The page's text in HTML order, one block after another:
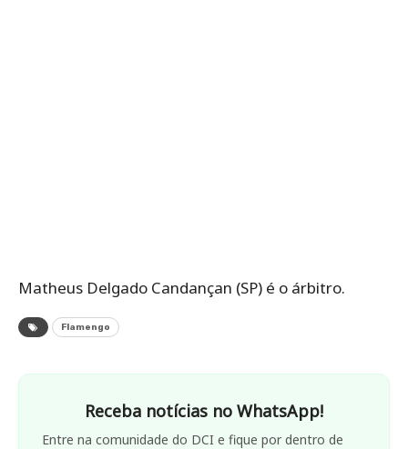
Matheus Delgado Candançan (SP) é o árbitro.
Flamengo
Receba notícias no WhatsApp!
Entre na comunidade do DCI e fique por dentro de